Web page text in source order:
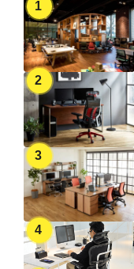
1
2
3
4